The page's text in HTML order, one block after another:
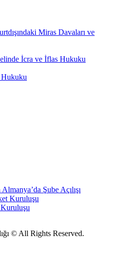
Miras Davaları ve
İcra ve İflas Hukuku
Şube Açılışı
Kuruluşu
© All Rights Reserved.